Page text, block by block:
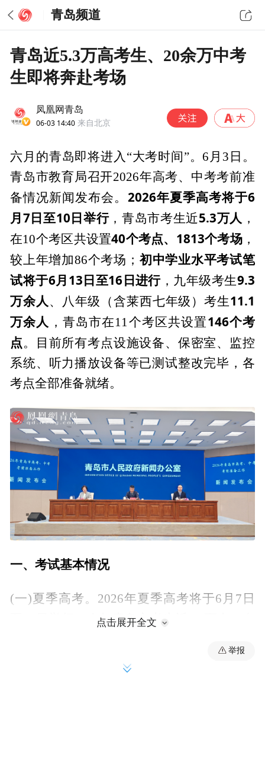
青岛频道
青岛近5.3万高考生、20余万中考
生即将奔赴考场
凤凰网青岛
06-03 14:40 来自北京
六月的青岛即将进入“大考时间”。6月3日。
青岛市教育局召开2026年高考、中考考前准
备情况新闻发布会。 2026年夏季高考将于6
月7日至10日举行，青岛市考生近5.3万人 ，
在10个考区共设置40个考点、1813个考场，
较上年增加86个考场； 初中学业水平考试笔
试将于6月13日至16日进行，九年级考生9.3
万余人、八年级（含莱西七年级）考生11.1
万余人 ，青岛市在11个考区共设置146个考
点。目前所有考点设施设备、保密室、监控
系统、听力播放设备等已测试整改完毕，各
考点全部准备就绪。
一、考试基本情况
(一)夏季高考。2026年夏季高考将于6月7日
至10日举行。今年青岛市考生近5.3万人，在
点击展开全文
举报